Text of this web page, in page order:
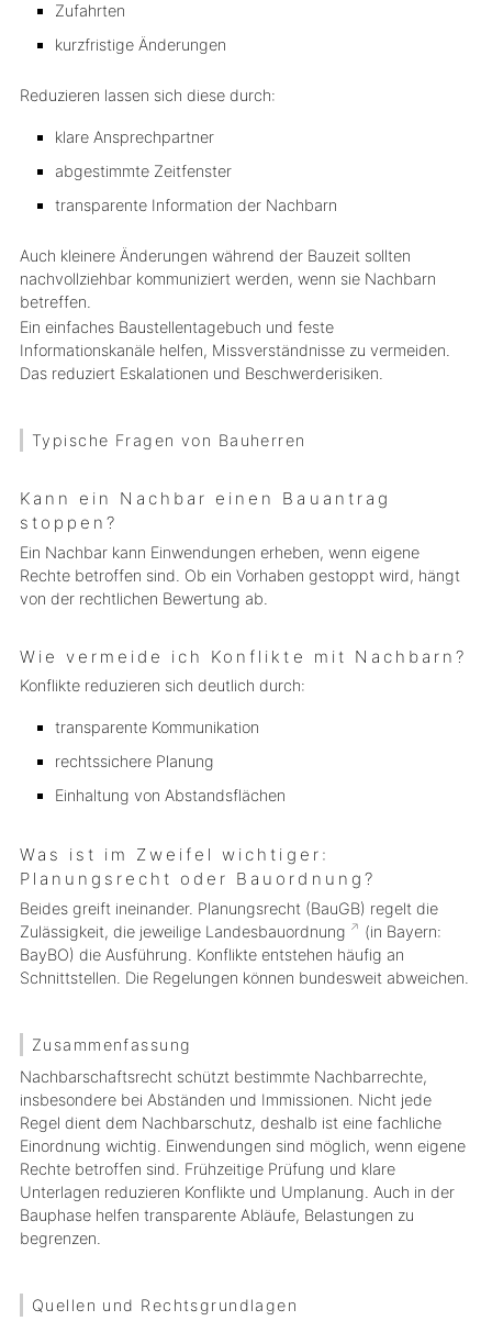
Zufahrten
kurzfristige Änderungen
Reduzieren lassen sich diese durch:
klare Ansprechpartner
abgestimmte Zeitfenster
transparente Information der Nachbarn
Auch kleinere Änderungen während der Bauzeit sollten
nachvollziehbar kommuniziert werden, wenn sie Nachbarn
betreffen.
Ein einfaches Baustellentagebuch und feste
Informationskanäle helfen, Missverständnisse zu vermeiden.
Das reduziert Eskalationen und Beschwerderisiken.
Typische Fragen von Bauherren
Kann ein Nachbar einen Bauantrag
stoppen?
Ein Nachbar kann Einwendungen erheben, wenn eigene
Rechte betroffen sind. Ob ein Vorhaben gestoppt wird, hängt
von der rechtlichen Bewertung ab.
Wie vermeide ich Konflikte mit Nachbarn?
Konflikte reduzieren sich deutlich durch:
transparente Kommunikation
rechtssichere Planung
Einhaltung von Abstandsflächen
Was ist im Zweifel wichtiger:
Planungsrecht oder Bauordnung?
Beides greift ineinander. Planungsrecht (BauGB) regelt die
Zulässigkeit, die jeweilige Landesbauordnung
(in Bayern:
BayBO) die Ausführung. Konflikte entstehen häufig an
Schnittstellen. Die Regelungen können bundesweit abweichen.
Zusammenfassung
Nachbarschaftsrecht schützt bestimmte Nachbarrechte,
insbesondere bei Abständen und Immissionen. Nicht jede
Regel dient dem Nachbarschutz, deshalb ist eine fachliche
Einordnung wichtig. Einwendungen sind möglich, wenn eigene
Rechte betroffen sind. Frühzeitige Prüfung und klare
Unterlagen reduzieren Konflikte und Umplanung. Auch in der
Bauphase helfen transparente Abläufe, Belastungen zu
begrenzen.
Quellen und Rechtsgrundlagen